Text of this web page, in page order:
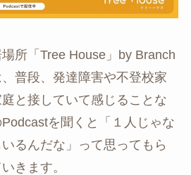
所「Tree House」by Branch
普段、発達障害や不登校家
と接していて感じることな
を聞くと「１人じゃな
るんだな」って思ってもら
きます。